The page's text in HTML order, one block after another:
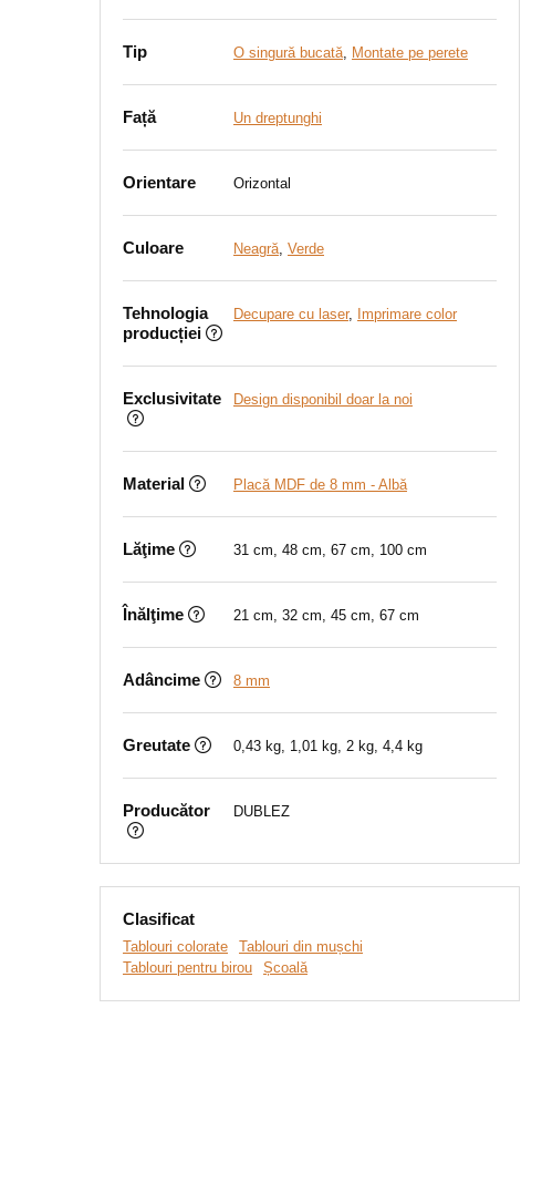
Tip O singură bucată, Montate pe perete
Față Un dreptunghi
Orientare Orizontal
Culoare Neagră, Verde
Tehnologia
producției
Decupare cu laser, Imprimare color
Exclusivitate Design disponibil doar la noi
Material Placă MDF de 8 mm - Albă
Lăţime 31 cm, 48 cm, 67 cm, 100 cm
Înălţime 21 cm, 32 cm, 45 cm, 67 cm
Adâncime 8 mm
Greutate 0,43 kg, 1,01 kg, 2 kg, 4,4 kg
Producător DUBLEZ
Clasificat
Tablouri colorate
Tablouri din mușchi
Tablouri pentru birou
Școală